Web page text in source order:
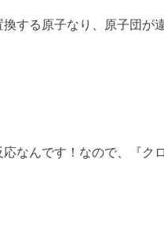
する原子なり、原子団が
なんです！なので、『ク